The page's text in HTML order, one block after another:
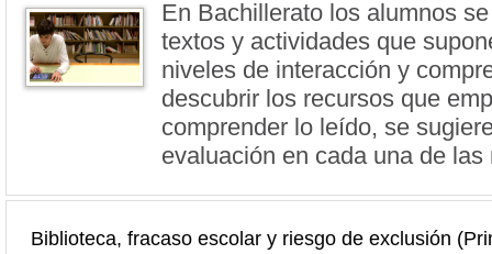
En Bachillerato los alumnos
textos y actividades que
niveles de interacción y
descubrir los recursos que
comprender lo leído, se
evaluación en cada una de las
Biblioteca, fracaso escolar y riesgo de exclusión